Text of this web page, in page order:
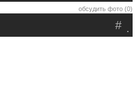
обсудить фото (0)
.
#